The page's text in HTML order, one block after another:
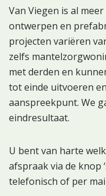
Van Viegen is al
ontwerpen en
projecten variëren
zelfs
met derden en
tot einde uitvoeren
aanspreekpunt. We
eindresultaat.
U bent van harte
afspraak via de knop
telefonisch of per